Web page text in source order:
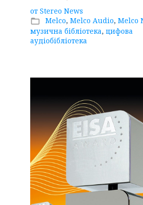
от Stereo News
folder_open Melco, Melco Audio, Melco
музична бібліотека, цифова
аудіобібліотека